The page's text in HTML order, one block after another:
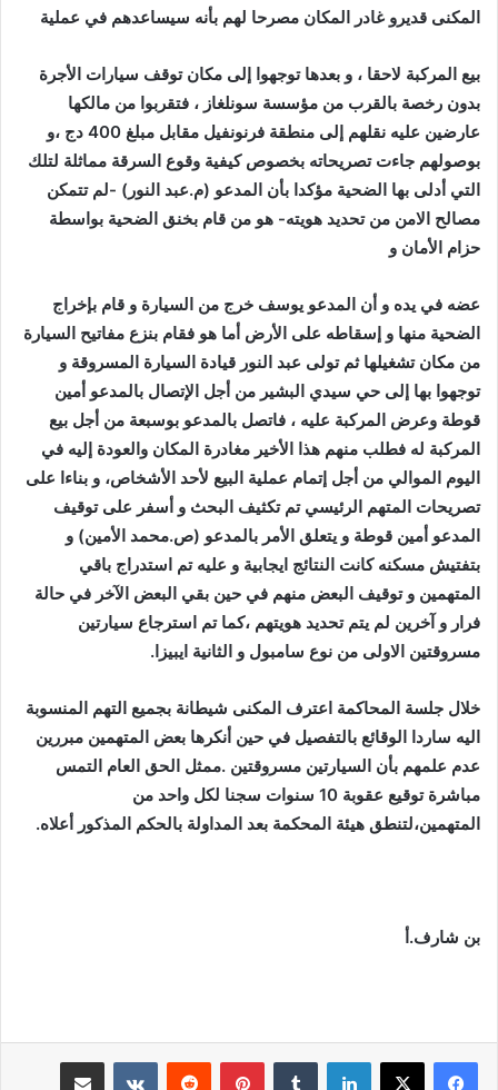
المكنى قديرو غادر المكان مصرحا لهم بأنه سيساعدهم في عملية
بيع المركبة لاحقا ، و بعدها توجهوا إلى مكان توقف سيارات الأجرة
بدون رخصة بالقرب من مؤسسة سونلغاز ، فتقربوا من مالكها
عارضين عليه نقلهم إلى منطقة فرنونفيل مقابل مبلغ 400 دج ،و
بوصولهم جاءت تصريحاته بخصوص كيفية وقوع السرقة مماثلة لتلك
التي أدلى بها الضحية مؤكدا بأن المدعو (م.عبد النور) -لم تتمكن
مصالح الامن من تحديد هويته- هو من قام بخنق الضحية بواسطة
حزام الأمان و
عضه في يده و أن المدعو يوسف خرج من السيارة و قام بإخراج
الضحية منها و إسقاطه على الأرض أما هو فقام بنزع مفاتيح السيارة
من مكان تشغيلها ثم تولى عبد النور قيادة السيارة المسروقة و
توجهوا بها إلى حي سيدي البشير من أجل الإتصال بالمدعو أمين
قوطة وعرض المركبة عليه ، فاتصل بالمدعو بوسبعة من أجل بيع
المركبة له فطلب منهم هذا الأخير مغادرة المكان والعودة إليه في
اليوم الموالي من أجل إتمام عملية البيع لأحد الأشخاص، و بناءا على
تصريحات المتهم الرئيسي تم تكثيف البحث و أسفر على توقيف
المدعو أمين قوطة و يتعلق الأمر بالمدعو (ص.محمد الأمين) و
بتفتيش مسكنه كانت النتائج ايجابية و عليه تم استدراج باقي
المتهمين و توقيف البعض منهم في حين بقي البعض الآخر في حالة
فرار و آخرين لم يتم تحديد هويتهم ،كما تم استرجاع سيارتين
مسروقتين الاولى من نوع سامبول و الثانية ايبيزا.
خلال جلسة المحاكمة اعترف المكنى شيطانة بجميع التهم المنسوبة
اليه ساردا الوقائع بالتفصيل في حين أنكرها بعض المتهمين مبررين
عدم علمهم بأن السيارتين مسروقتين .ممثل الحق العام التمس
مباشرة توقيع عقوبة 10 سنوات سجنا لكل واحد من
المتهمين،لتنطق هيئة المحكمة بعد المداولة بالحكم المذكور أعلاه.
بن شارف.أ
لينكدإن بينتيريست